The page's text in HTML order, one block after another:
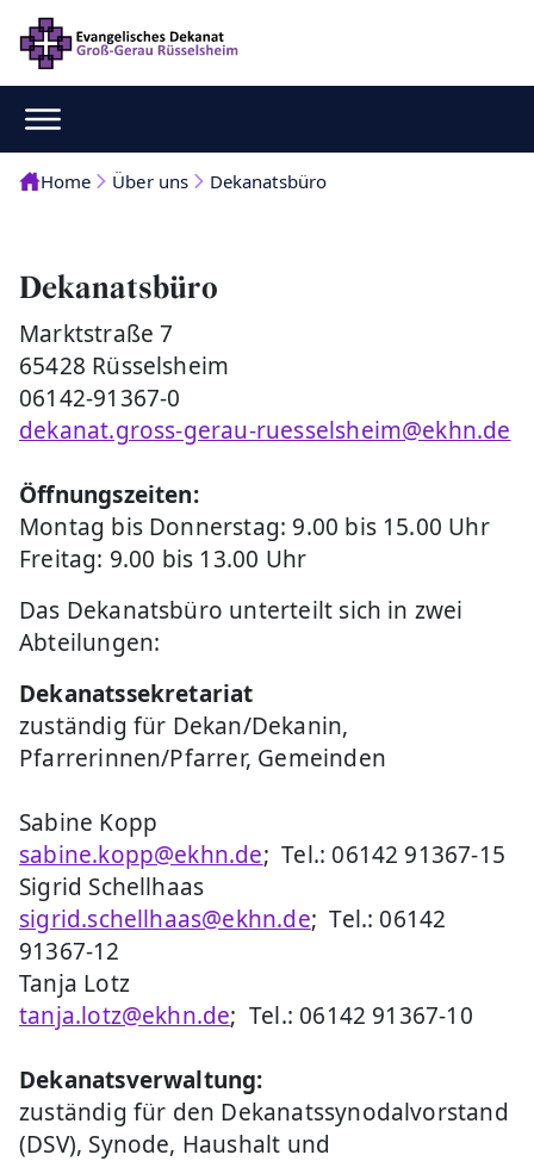
Home Über uns Dekanatsbüro
Dekanatsbüro
Marktstraße 7
65428 Rüsselsheim
06142-91367-0
dekanat.gross-gerau-ruesselsheim@ekhn.de
Öffnungszeiten:
Montag bis Donnerstag: 9.00 bis 15.00 Uhr
Freitag: 9.00 bis 13.00 Uhr
Das Dekanatsbüro unterteilt sich in zwei
Abteilungen:
Dekanatssekretariat
zuständig für Dekan/Dekanin,
Pfarrerinnen/Pfarrer, Gemeinden
Sabine Kopp
sabine.kopp@ekhn.de; Tel.: 06142 91367-15
Sigrid Schellhaas
sigrid.schellhaas@ekhn.de; Tel.: 06142
91367-12
Tanja Lotz
tanja.lotz@ekhn.de; Tel.: 06142 91367-10
Dekanatsverwaltung:
zuständig für den Dekanatssynodalvorstand
(DSV), Synode, Haushalt und